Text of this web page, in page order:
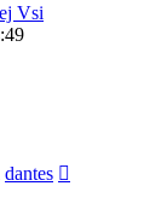
Vsi
dantes